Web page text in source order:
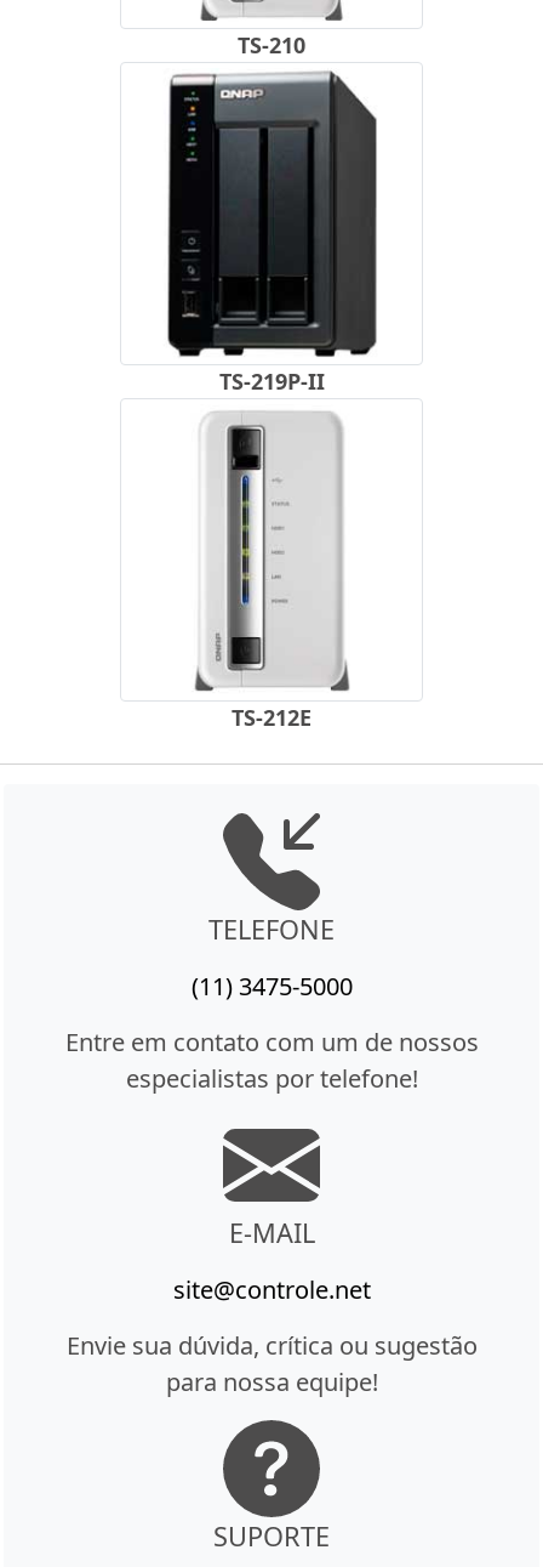
TS-210
TS-219P-II
TS-212E
TELEFONE
(11) 3475-5000
Entre em contato com um de nossos
especialistas por telefone!
E-MAIL
site@controle.net
Envie sua dúvida, crítica ou sugestão
para nossa equipe!
SUPORTE